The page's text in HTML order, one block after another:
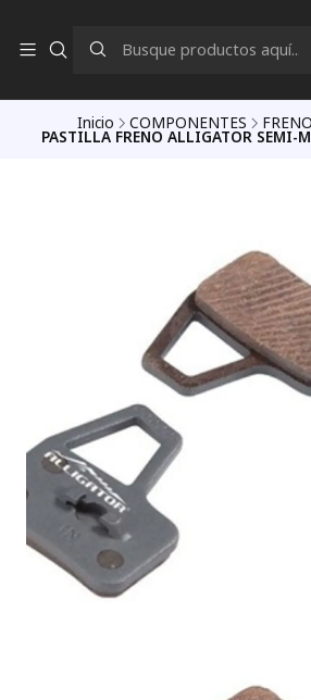
Inicio COMPONENTES
PASTILLA FRENO ALLIGATOR SEMI-